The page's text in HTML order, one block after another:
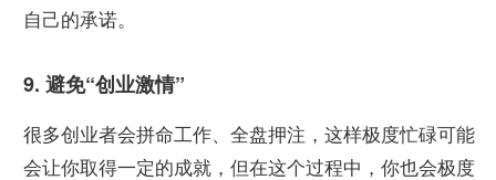
自己的承诺。
9. 避免“创业激情”
很多创业者会拼命工作、全盘押注，这样极度忙碌可能
会让你取得一定的成就，但在这个过程中，你也会极度